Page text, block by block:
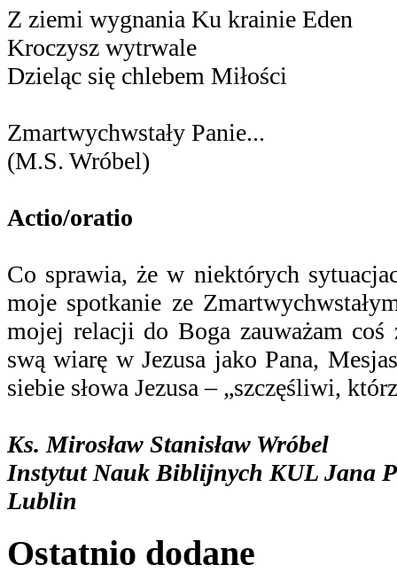
Z ziemi wygnania Ku krainie Eden
Kroczysz wytrwale
Dzieląc się chlebem Miłości
Zmartwychwstały Panie...
(M.S. Wróbel)
Actio/oratio
Co sprawia, że w niektórych
moje spotkanie ze
mojej relacji do Boga zauważam coś
swą wiarę w Jezusa jako Pana,
siebie słowa Jezusa – „szczęśliwi,
Ks. Mirosław Stanisław Wróbel
Instytut Nauk Biblijnych KUL Jana
Lublin
Ostatnio dodane